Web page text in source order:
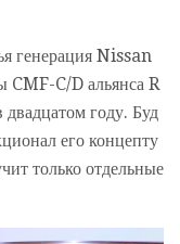
генерация Nissan
CMF-C/D альянса R
году. Буд
его концепту
только отдельные